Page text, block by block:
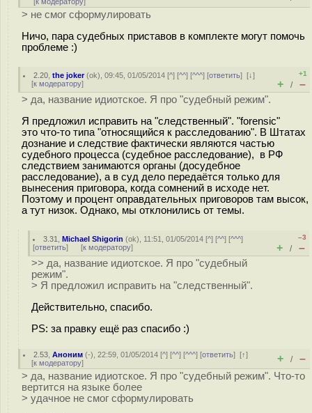
> не смог сформулировать
Ничо, пара судебных приставов в комплекте могут помочь
проблеме :)
2.20 ,the joker(ok), 09:45, 01/05/2014 [^] [^^] [^^^] [ответить][↓]
[к модератору]
+1
+ / –
> да, название идиотское. Я про "судебный режим".
Я предложил исправить на "следственный". "forensic"
это что-то типа "относящийся к расследованию". В Штатах
дознание и следствие фактически являются частью
судебного процесса (судебное расследование), в РФ
следствием занимаются органы (досудебное
расследование), а в суд дело передаётся только для
вынесения приговора, когда сомнений в исходе нет.
Поэтому и процент оправдательных приговоров там высок,
а тут низок. Однако, мы отклонились от темы.
3.31 ,Michael Shigorin (ok), 11:51, 01/05/2014 [^] [^^] [^^^]
[ответить] [к модератору]
–3
+ / –
>> да, название идиотское. Я про "судебный
режим".
> Я предложил исправить на "следственный".
Действительно, спасибо.
PS: за правку ещё раз спасибо :)
2.53 ,Аноним (-), 22:59, 01/05/2014 [^] [^^] [^^^] [ответить][↑]
[к модератору] + / –
> да, название идиотское. Я про "судебный режим". Что-то
вертится на языке более
> удачное не смог сформулировать